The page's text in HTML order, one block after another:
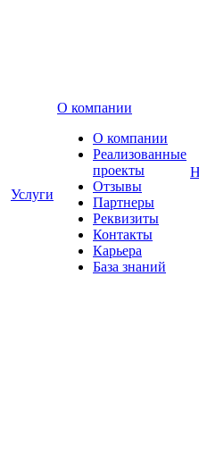
Услуги
О компании
О компании
Реализованные
проекты
Отзывы
Партнеры
Реквизиты
Контакты
Карьера
База знаний